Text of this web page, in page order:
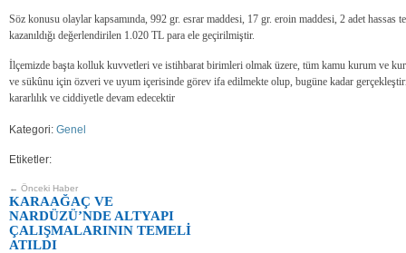
Söz konusu olaylar kapsamında, 992 gr. esrar maddesi, 17 gr. eroin maddesi, 2 adet hassas
kazanıldığı değerlendirilen 1.020 TL para ele geçirilmiştir.
İlçemizde başta kolluk kuvvetleri ve istihbarat birimleri olmak üzere, tüm kamu kurum ve
ve sükûnu için özveri ve uyum içerisinde görev ifa edilmekte olup, bugüne kadar
kararlılık ve ciddiyetle devam edecektir
Kategori: Genel
Etiketler:
← Önceki Haber
KARAAĞAÇ VE
NARDÜZÜ’NDE ALTYAPI
ÇALIŞMALARININ TEMELİ
ATILDI